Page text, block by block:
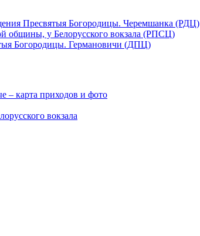
Пресвятыя Богородицы. Черемшанка (РДЦ)
общины, у Белорусского вокзала (РПСЦ)
Богородицы. Германовичи (ДПЦ)
– карта приходов и фото
вокзала